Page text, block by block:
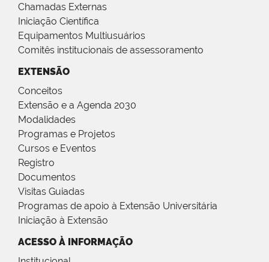
Chamadas Externas
Iniciação Científica
Equipamentos Multiusuários
Comitês institucionais de assessoramento
EXTENSÃO
Conceitos
Extensão e a Agenda 2030
Modalidades
Programas e Projetos
Cursos e Eventos
Registro
Documentos
Visitas Guiadas
Programas de apoio à Extensão Universitária
Iniciação à Extensão
ACESSO À INFORMAÇÃO